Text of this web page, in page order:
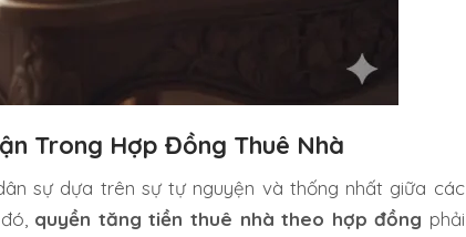
Trong Hợp Đồng Thuê Nhà
sự dựa trên sự tự nguyện và thống nhất giữa các
quyền tăng tiền thuê nhà theo hợp đồng phải